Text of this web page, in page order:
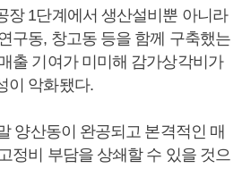
장 1단계에서 생산설비뿐 아니라
구동, 창고동 등을 함께 구축했는
출 기여가 미미해 감가상각비가
이 악화됐다.
양산동이 완공되고 본격적인 매
정비 부담을 상쇄할 수 있을 것으